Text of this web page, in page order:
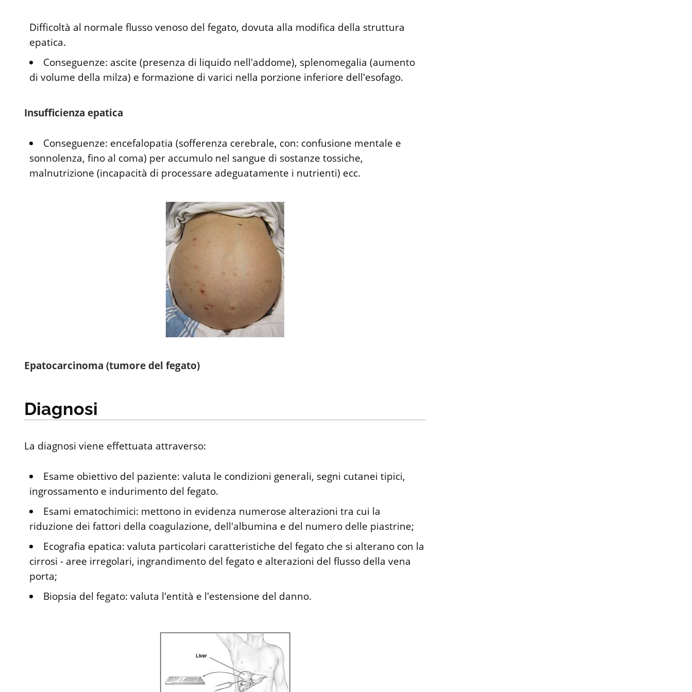
Difficoltà al normale flusso venoso del fegato, dovuta alla modifica della struttura
epatica.
Conseguenze: ascite (presenza di liquido nell'addome), splenomegalia (aumento
di volume della milza) e formazione di varici nella porzione inferiore dell'esofago.
Insufficienza epatica
Conseguenze: encefalopatia (sofferenza cerebrale, con: confusione mentale e
sonnolenza, fino al coma) per accumulo nel sangue di sostanze tossiche,
malnutrizione (incapacità di processare adeguatamente i nutrienti) ecc.
Epatocarcinoma (tumore del fegato)
Diagnosi
La diagnosi viene effettuata attraverso:
Esame obiettivo del paziente: valuta le condizioni generali, segni cutanei tipici,
ingrossamento e indurimento del fegato.
Esami ematochimici: mettono in evidenza numerose alterazioni tra cui la
riduzione dei fattori della coagulazione, dell'albumina e del numero delle piastrine;
Ecografia epatica: valuta particolari caratteristiche del fegato che si alterano con la
cirrosi - aree irregolari, ingrandimento del fegato e alterazioni del flusso della vena
porta;
Biopsia del fegato: valuta l'entità e l'estensione del danno.